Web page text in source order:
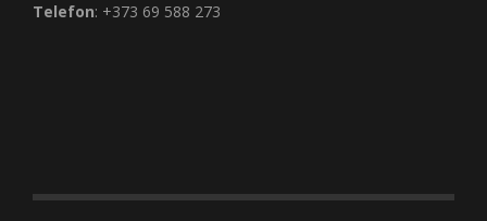
Telefon: +373 69 588 273